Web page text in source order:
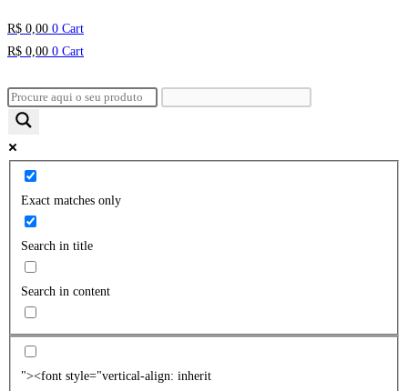
R$ 0,00 0 Cart
R$ 0,00 0 Cart
Exact matches only
Search in title
Search in content
"><font style="vertical-align: inherit